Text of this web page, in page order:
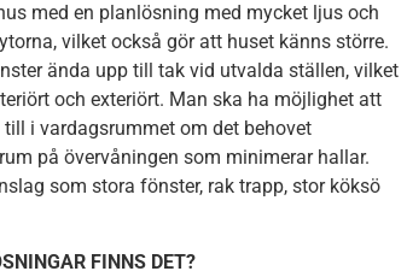
med en planlösning med mycket ljus och
vilket också gör att huset känns större.
ända upp till tak vid utvalda ställen, vilket
och exteriört. Man ska ha möjlighet att
i vardagsrummet om det behovet
på övervåningen som minimerar hallar.
som stora fönster, rak trapp, stor köksö
FINNS DET?